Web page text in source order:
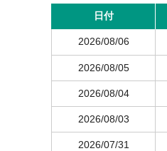
日付
2026/08/06
2026/08/05
2026/08/04
2026/08/03
2026/07/31